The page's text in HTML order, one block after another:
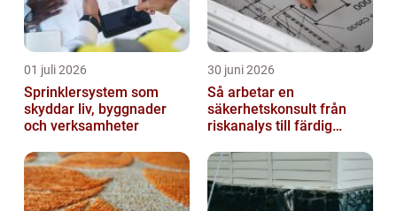
01 juli 2026
Sprinklersystem som
skyddar liv, byggnader
och verksamheter
30 juni 2026
Så arbetar en
säkerhetskonsult från
riskanalys till färdig